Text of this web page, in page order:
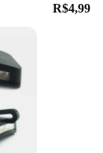
R$4,99